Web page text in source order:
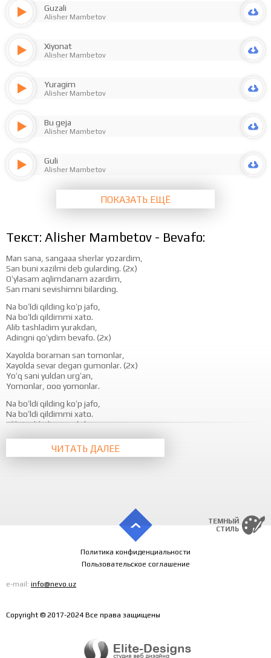
Guzali
Alisher Mambetov
Xiyonat
Alisher Mambetov
Yuragim
Alisher Mambetov
Bu geja
Alisher Mambetov
Guli
Alisher Mambetov
ПОКАЗАТЬ ЕЩЁ
Текст: Alisher Mambetov - Bevafo:
Man sana, sangaaa sherlar yozardim,
San buni xazilmi deb gularding. (2x)
Oʻylasam aqlimdanam azardim,
San mani sevishimni bilarding.
Na boʻldi qilding koʻp jafo,
Na boʻldi qildimmi xato.
Alib tashladim yurakdan,
Adingni qoʻydim bevafo. (2x)
Xayolda boraman san tomonlar,
Xayolda sevar degan gumonlar. (2x)
Yoʻq sani yuldan urgʻan,
Yomonlar, ooo yomonlar.
Na boʻldi qilding koʻp jafo,
Na boʻldi qildimmi xato.
Alib tashladim yurakdan,
ЧИТАТЬ ДАЛЕЕ
ТЕМНЫЙ
СТИЛЬ
Политика конфиденциальности
Пользовательское соглашение
e-mail: info@nevo.uz
Copyright © 2017-2024 Все права защищены